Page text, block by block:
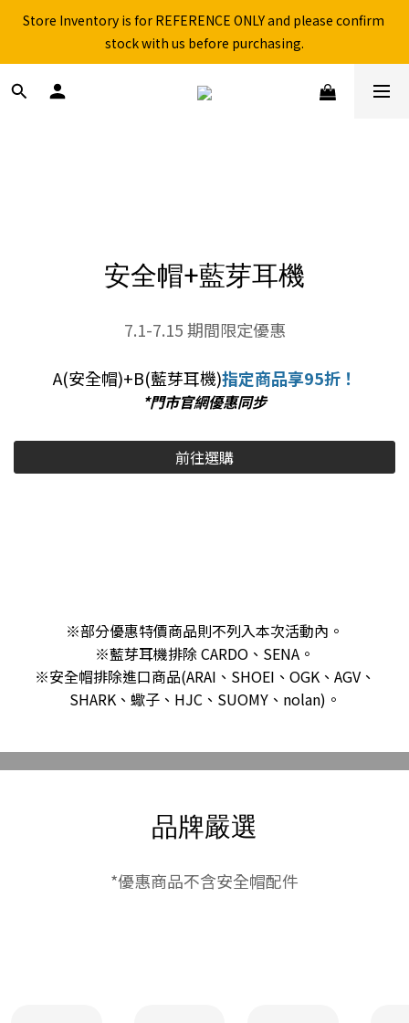
Free shipping for over 199NTD / 490NTD (limited to Taiwan)
Store Inventory is for REFERENCE ONLY and please confirm
stock with us before purchasing.
Please call ahead to check stock before visiting our physical
安全帽+藍芽耳機
7.1-7.15 期間限定優惠
A(安全帽)+B(藍芽耳機)指定商品享95折！
*門市官網優惠同步
前往選購
※部分優惠特價商品則不列入本次活動內。
※藍芽耳機排除 CARDO、SENA。
※安全帽排除進口商品(ARAI、SHOEI、OGK、AGV、
SHARK、蠍子、HJC、SUOMY、nolan)。
A款｜安全帽
品牌嚴選
*優惠商品不含安全帽配件